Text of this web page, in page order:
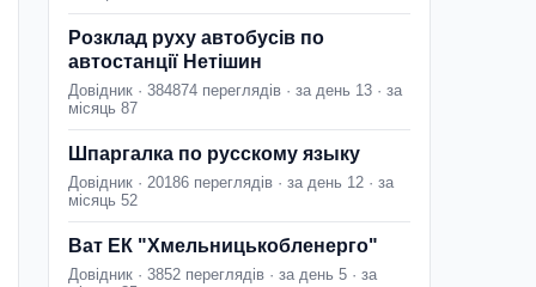
Розклад руху автобусів по
автостанції Нетішин
Довідник · 384874 переглядів · за день 13 · за
місяць 87
Шпаргалка по русскому языку
Довідник · 20186 переглядів · за день 12 · за
місяць 52
Ват ЕК "Хмельницькобленерго"
Довідник · 3852 переглядів · за день 5 · за